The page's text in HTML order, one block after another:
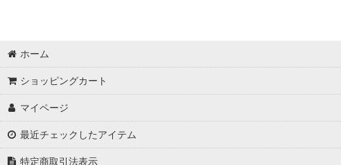
ホーム
ショッピングカート
マイページ
最近チェックしたアイテム
特定商取引法表示